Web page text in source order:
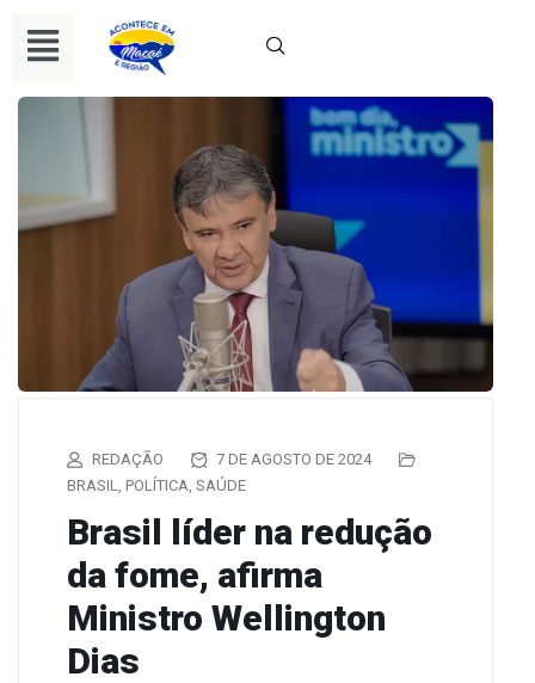
REDAÇÃO
7 DE AGOSTO DE 2024
BRASIL
POLÍTICA SAÚDE
Brasil líder na redução
da fome, afirma
Ministro Wellington
Dias